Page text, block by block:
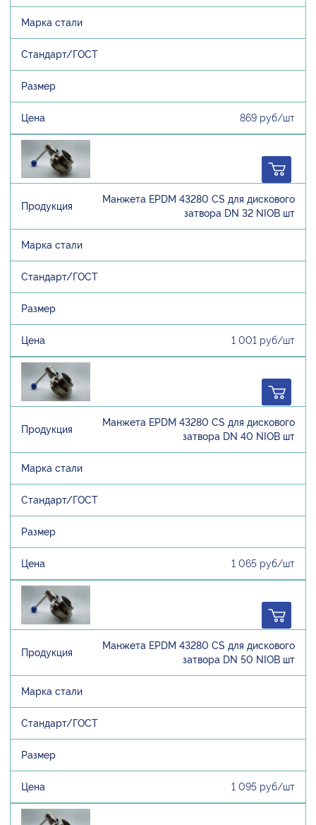
869 руб/шт
Манжета EPDM 43280 CS для дискового
затвора DN 32 NIOB шт
1 001 руб/шт
Манжета EPDM 43280 CS для дискового
затвора DN 40 NIOB шт
1 065 руб/шт
Манжета EPDM 43280 CS для дискового
затвора DN 50 NIOB шт
1 095 руб/шт